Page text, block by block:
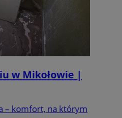
w Mikołowie |